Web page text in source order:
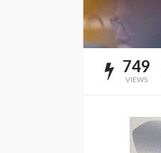
749
VIEWS